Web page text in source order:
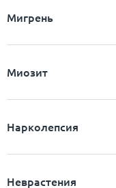
Мигрень
Миозит
Нарколепсия
Неврастения